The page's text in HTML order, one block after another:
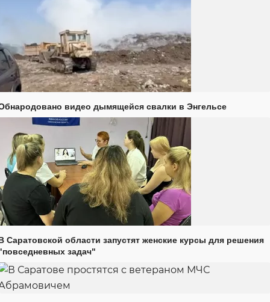
видео дымящейся свалки в Энгельсе
Саратовской области запустят женские курсы для решения
задач"